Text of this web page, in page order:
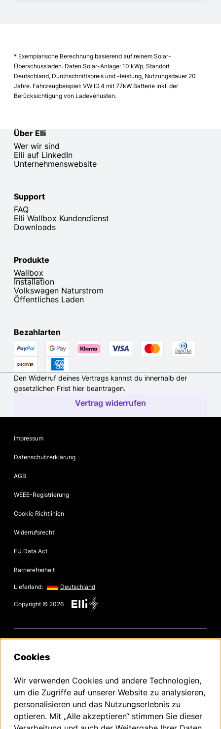
* Exemplarische Berechnung basierend auf reinem Solar-
Überschussladen. Daten Solar-Anlage: 10 kWp, Standort
Deutschland, Durchschnittspreis und -leistung, Nutzungsdauer 20
Jahre. Fahrzeugbeispiel: VW ID.4 mit 77kW Batterie inkl. der
Berücksichtigung von Ladeverlusten.
Über Elli
Wer wir sind
Elli auf LinkedIn
Unternehmenswebsite
Support
FAQ
Elli Wallbox Kundendienst
Downloads
Produkte
Wallbox
Installation
Volkswagen Naturstrom
Öffentliches Laden
Bezahlarten
Den Widerruf deines Vertrags kannst du innerhalb der
gesetzlichen Frist hier beantragen.
Vertrag widerrufen
Impressum
Datenschutzerklärung
AGB
WEEE-Registrierung
Cookie Richtlinien
Widerrufsrecht
EU Data Act
Barrierefreiheit
Lieferland: Deutschland
Copyright © 2026
Die LTE-Funktionalität darf ausschließlich innerhalb der EU-
Mitgliedsstaaten sowie im Vereinigten Königreich, der Schweiz, und
Norwegen genutzt werden.
Elli Charger 2 (2. Generation ab 2024):
Die LTE-Funktionalität darf ausschließlich innerhalb der EU-
Mitgliedsstaaten sowie im Vereinigten Königreich, der Schweiz,
Cookies
Wir verwenden Cookies und andere Technologien,
um die Zugriffe auf unserer Website zu analysieren,
personalisieren und das Nutzungserlebnis zu
optieren. Mit „Alle akzeptieren“ stimmen Sie dieser